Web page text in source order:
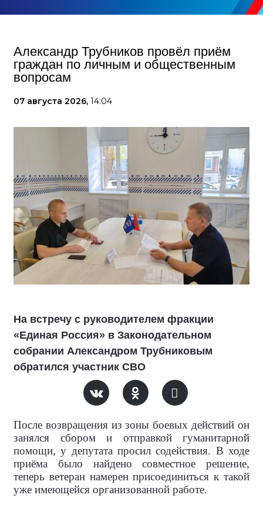
Александр Трубников провёл приём
граждан по личным и общественным
вопросам
07 августа 2026, 14:04
На встречу с руководителем фракции
«Единая Россия» в Законодательном
собрании Александром Трубниковым
обратился участник СВО
После возвращения из зоны боевых действий он
занялся сбором и отправкой гуманитарной
помощи, у депутата просил содействия. В ходе
приёма было найдено совместное решение,
теперь ветеран намерен присоединиться к такой
уже имеющейся организованной работе.